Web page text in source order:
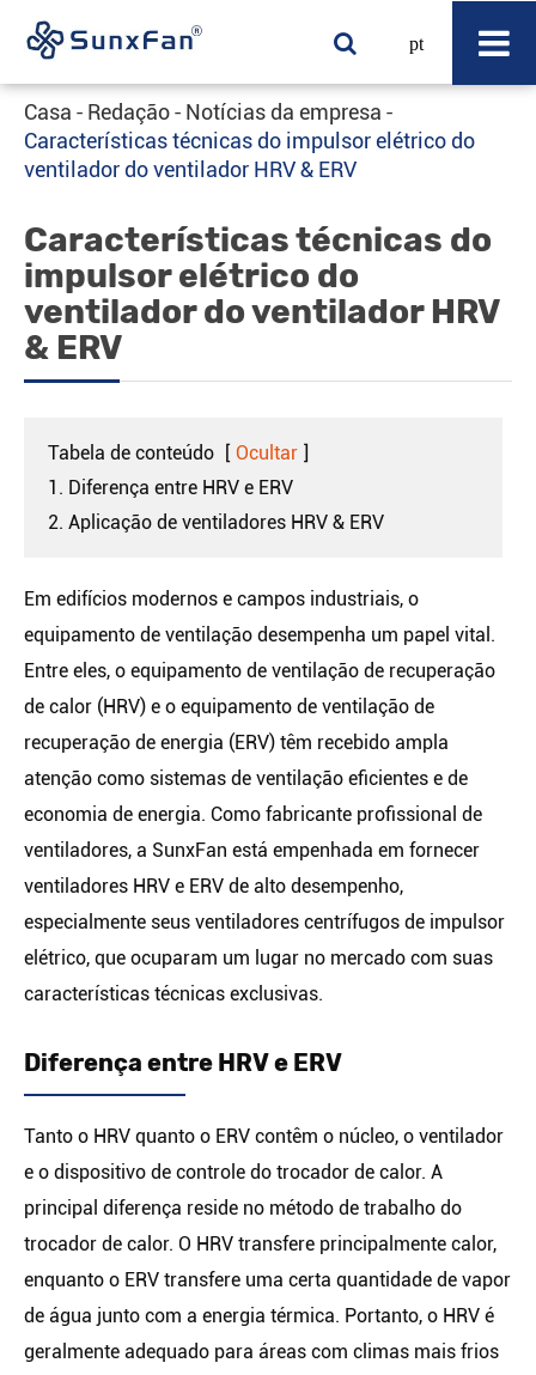
pt
Casa Redação
Notícias da empresa
Características técnicas do impulsor elétrico do
ventilador do ventilador HRV & ERV
Características técnicas do
impulsor elétrico do
ventilador do ventilador HRV
& ERV
Tabela de conteúdo [ Ocultar ]
1. Diferença entre HRV e ERV
2. Aplicação de ventiladores HRV & ERV
Em edifícios modernos e campos industriais, o
equipamento de ventilação desempenha um papel vital.
Entre eles, o equipamento de ventilação de recuperação
de calor (HRV) e o equipamento de ventilação de
recuperação de energia (ERV) têm recebido ampla
atenção como sistemas de ventilação eficientes e de
economia de energia. Como fabricante profissional de
ventiladores, a SunxFan está empenhada em fornecer
ventiladores HRV e ERV de alto desempenho,
especialmente seus ventiladores centrífugos de impulsor
elétrico, que ocuparam um lugar no mercado com suas
características técnicas exclusivas.
Diferença entre HRV e ERV
Tanto o HRV quanto o ERV contêm o núcleo, o ventilador
e o dispositivo de controle do trocador de calor. A
principal diferença reside no método de trabalho do
trocador de calor. O HRV transfere principalmente calor,
enquanto o ERV transfere uma certa quantidade de vapor
de água junto com a energia térmica. Portanto, o HRV é
geralmente adequado para áreas com climas mais frios